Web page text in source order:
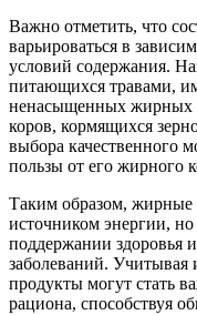
Важно отметить, что
варьироваться в
условий содержания.
питающихся травами,
ненасыщенных жирных
коров, кормящихся
выбора качественного
пользы от его жирного
Таким образом, жирные
источником энергии,
поддержании здоровья
заболеваний. Учитывая
продукты могут стать
рациона, способствуя